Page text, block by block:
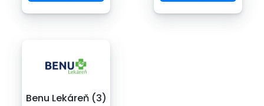
Benu Lekáreň (3)